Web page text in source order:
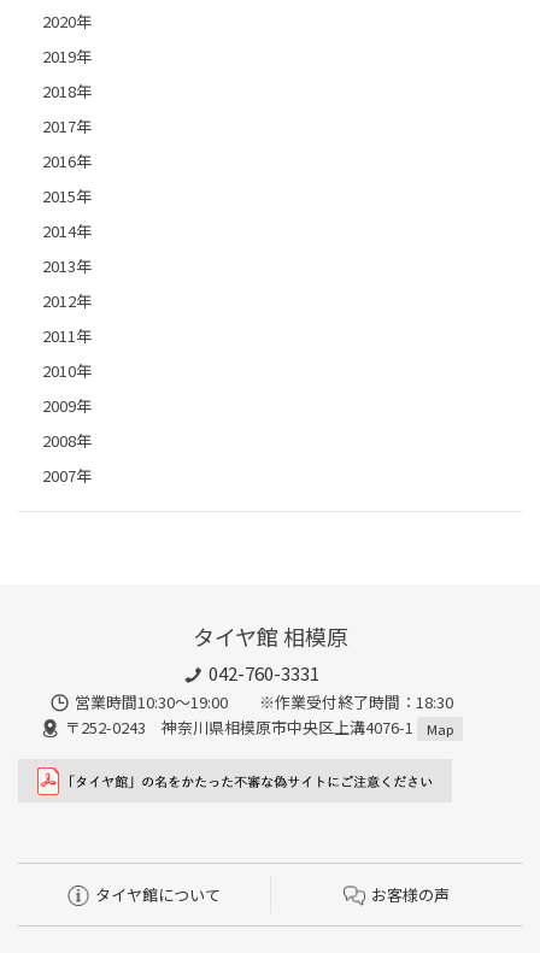
2020年
2019年
2018年
2017年
2016年
2015年
2014年
2013年
2012年
2011年
2010年
2009年
2008年
2007年
タイヤ館 相模原
042-760-3331
営業時間10:30～19:00 ※作業受付終了時間：18:30
〒252-0243 神奈川県相模原市中央区上溝4076-1
Map
タイヤ館について お客様の声